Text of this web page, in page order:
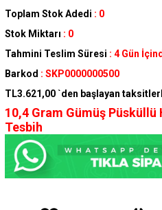
Toplam Stok Adedi : 0
Stok Miktarı : 0
Tahmini Teslim Süresi : 4 Gün
Barkod : SKP0000000500
TL3.621,00 `den başlayan
10,4 Gram Gümüş Püsküllü
Tesbih